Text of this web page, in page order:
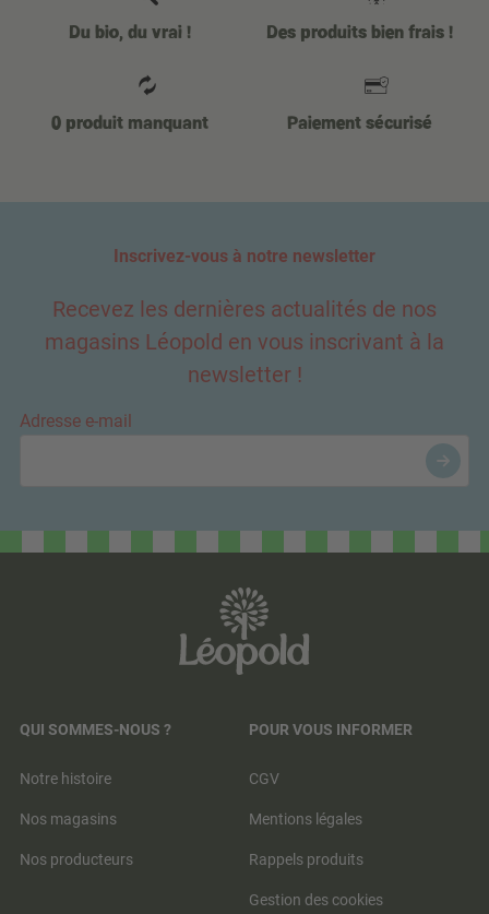
Du bio, du vrai ! Des produits bien frais !
0 produit manquant Paiement sécurisé
Inscrivez-vous à notre newsletter
Recevez les dernières actualités de nos
magasins Léopold en vous inscrivant à la
newsletter !
Adresse e-mail
QUI SOMMES-NOUS ?
Notre histoire
Nos magasins
Nos producteurs
POUR VOUS INFORMER
CGV
Mentions légales
Rappels produits
Gestion des cookies